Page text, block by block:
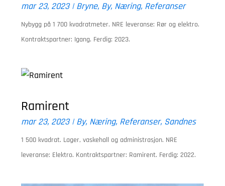
mar 23, 2023|Bryne, By, Næring, Referanser
Nybygg på 1 700 kvadratmeter. NRE leveranse: Rør og elektro.
Kontraktspartner: Igang. Ferdig: 2023.
Ramirent
mar 23, 2023|By, Næring, Referanser, Sandnes
1 500 kvadrat. Lager, vaskehall og administrasjon. NRE
leveranse: Elektro. Kontraktspartner: Ramirent. Ferdig: 2022.